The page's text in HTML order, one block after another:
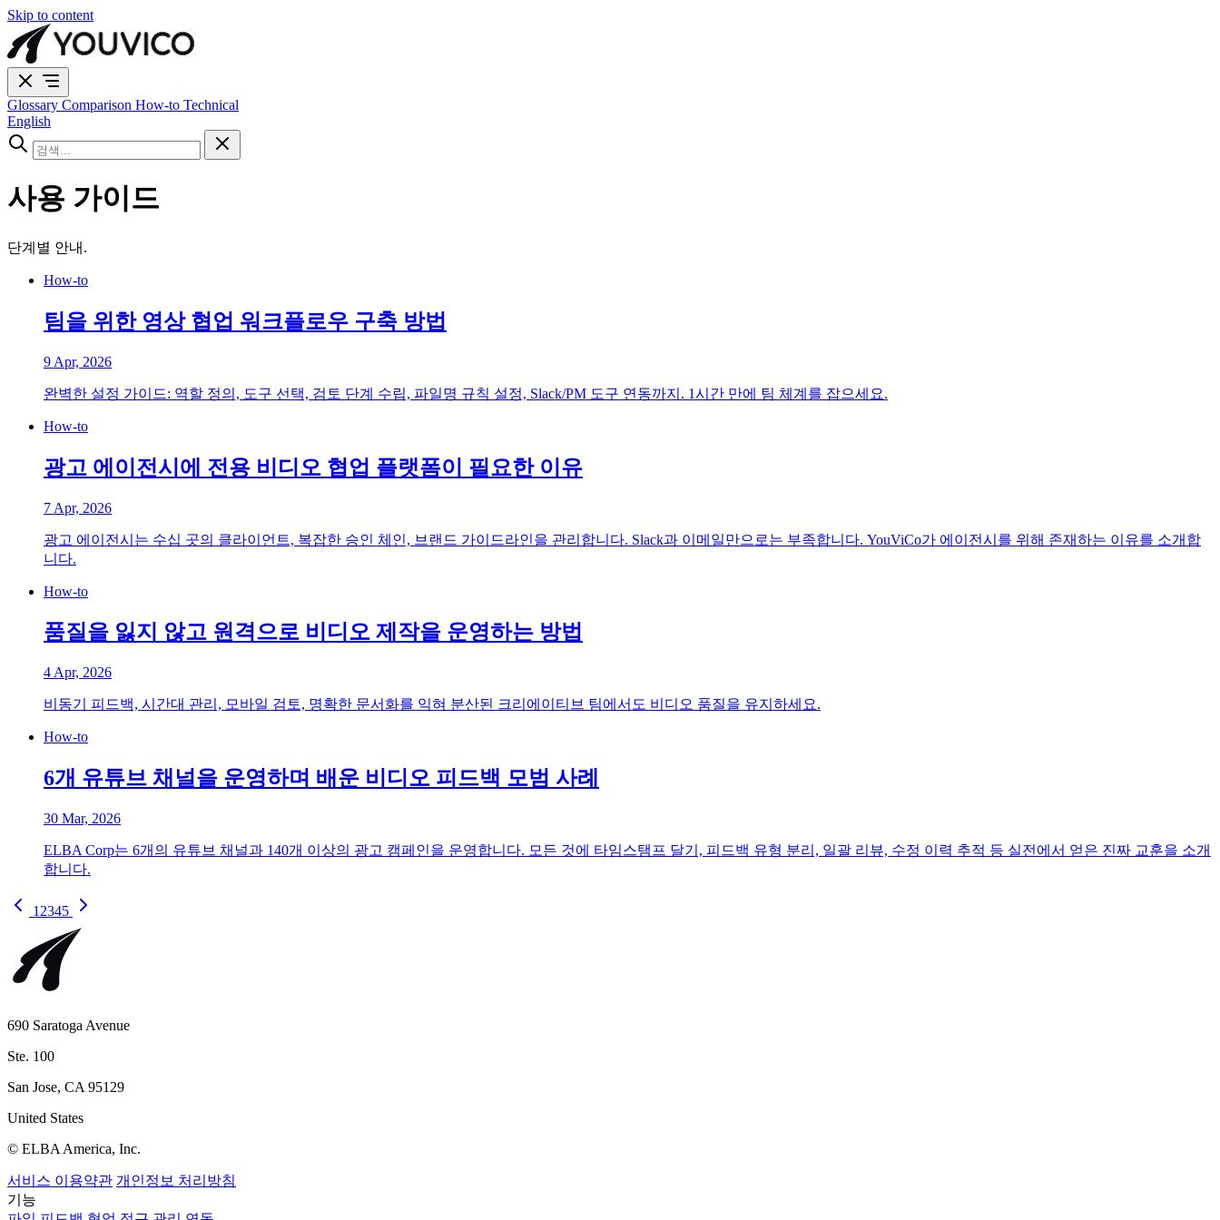
Skip to content
Glossary Comparison How-to Technical
English
사용 가이드
단계별 안내.
How-to
팀을 위한 영상 협업 워크플로우 구축 방법
9 Apr, 2026
완벽한 설정 가이드: 역할 정의, 도구 선택, 검토 단계 수립, 파일명 규칙 설정, Slack/PM 도구 연동까지. 1시간 만에 팀 체계를 잡으세요.
How-to
광고 에이전시에 전용 비디오 협업 플랫폼이 필요한 이유
7 Apr, 2026
광고 에이전시는 수십 곳의 클라이언트, 복잡한 승인 체인, 브랜드 가이드라인을 관리합니다. Slack과 이메일만으로는 부족합니다. YouViCo가 에이전시를 위해 존재하는 이유를 소개합
니다.
How-to
품질을 잃지 않고 원격으로 비디오 제작을 운영하는 방법
4 Apr, 2026
비동기 피드백, 시간대 관리, 모바일 검토, 명확한 문서화를 익혀 분산된 크리에이티브 팀에서도 비디오 품질을 유지하세요.
How-to
6개 유튜브 채널을 운영하며 배운 비디오 피드백 모범 사례
30 Mar, 2026
ELBA Corp는 6개의 유튜브 채널과 140개 이상의 광고 캠페인을 운영합니다. 모든 것에 타임스탬프 달기, 피드백 유형 분리, 일괄 리뷰, 수정 이력 추적 등 실전에서 얻은 진짜 교훈을 소개
합니다.
1 2345
690 Saratoga Avenue
Ste. 100
San Jose, CA 95129
United States
© ELBA America, Inc.
서비스 이용약관 개인정보 처리방침
기능